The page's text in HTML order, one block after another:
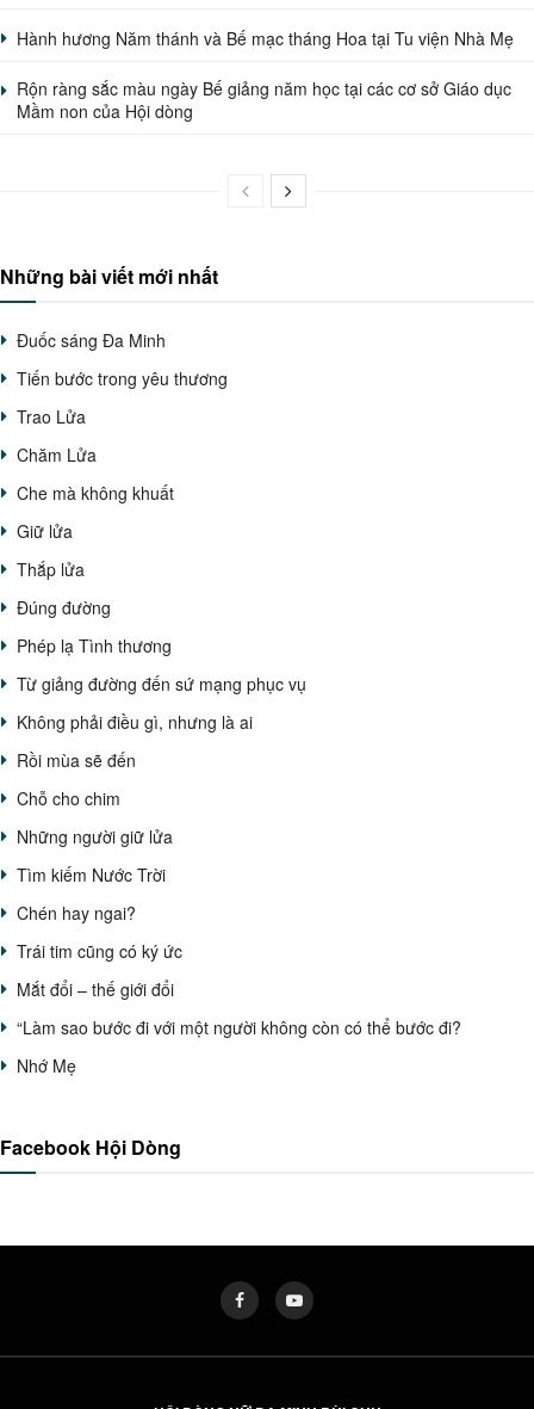
Hành hương Năm thánh và Bế mạc tháng Hoa tại Tu viện Nhà Mẹ
Rộn ràng sắc màu ngày Bế giảng năm học tại các cơ sở Giáo dục
Mầm non của Hội dòng
Những bài viết mới nhất
Đuốc sáng Đa Minh
Tiến bước trong yêu thương
Trao Lửa
Chăm Lửa
Che mà không khuất
Giữ lửa
Thắp lửa
Đúng đường
Phép lạ Tình thương
Từ giảng đường đến sứ mạng phục vụ
Không phải điều gì, nhưng là ai
Rồi mùa sẽ đến
Chỗ cho chim
Những người giữ lửa
Tìm kiếm Nước Trời
Chén hay ngai?
Trái tim cũng có ký ức
Mắt đổi – thế giới đổi
“Làm sao bước đi với một người không còn có thể bước đi?
Nhớ Mẹ
Facebook Hội Dòng